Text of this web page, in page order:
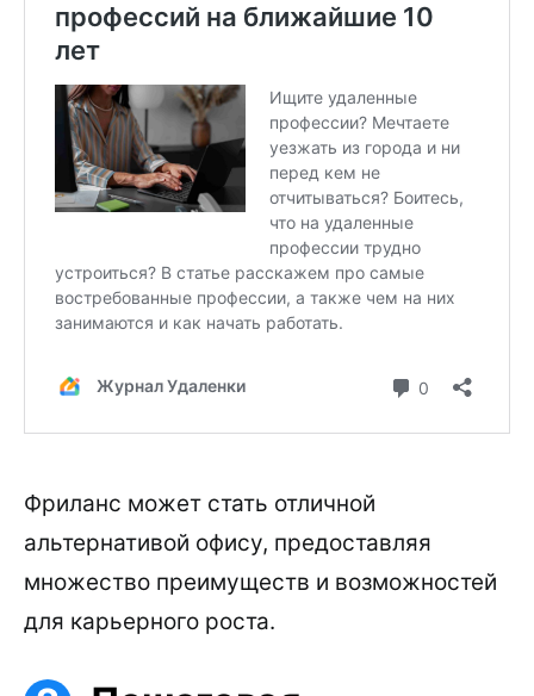
Фриланс может стать отличной
альтернативой офису, предоставляя
множество преимуществ и возможностей
для карьерного роста.